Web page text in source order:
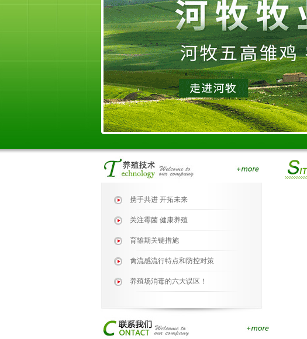
携手共进 开拓未来
关注霉菌 健康养殖
育雏期关键措施
禽流感流行特点和防控对策
养殖场消毒的六大误区！